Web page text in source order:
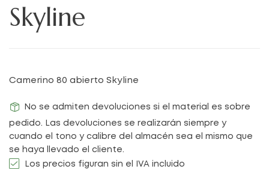
Skyline
Camerino 80 abierto Skyline
No se admiten devoluciones si el material es sobre
pedido. Las devoluciones se realizarán siempre y
cuando el tono y calibre del almacén sea el mismo que
se haya llevado el cliente.
Los precios figuran sin el IVA incluido